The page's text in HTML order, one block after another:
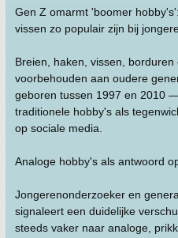
Gen Z omarmt 'boomer
vissen zo populair zijn bij
Breien, haken, vissen,
voorbehouden aan oudere
geboren tussen 1997 en 2010
traditionele hobby's als
op sociale media.
Analoge hobby's als antwoord
Jongerenonderzoeker en
signaleert een duidelijke
steeds vaker naar analoge,